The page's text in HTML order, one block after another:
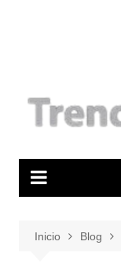
Inicio Blog